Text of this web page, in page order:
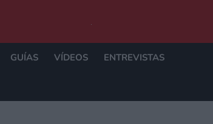
GUÍAS VÍDEOS ENTREVISTAS